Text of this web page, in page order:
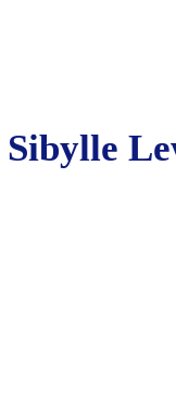
Sibylle